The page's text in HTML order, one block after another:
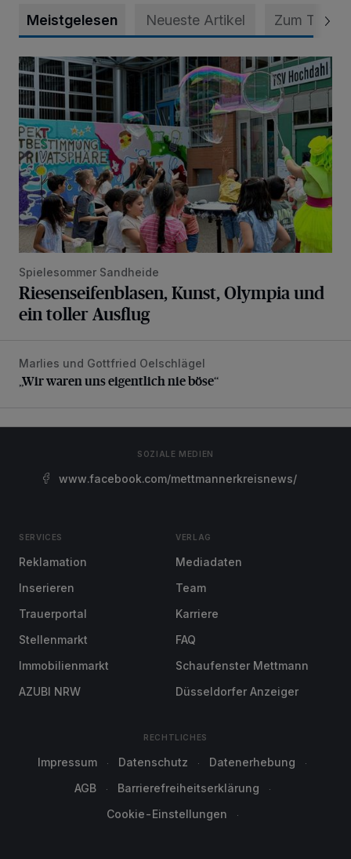
Meistgelesen Neueste Artikel Zum Thema
Riesenseifenblasen, Kunst, Olympia und ein toller Ausflug
Spielesommer Sandheide
Riesenseifenblasen, Kunst, Olympia und
ein toller Ausflug
„Wir waren uns eigentlich nie böse“
Marlies und Gottfried Oelschlägel
„Wir waren uns eigentlich nie böse“
SOZIALE MEDIEN
www.facebook.com/mettmannerkreisnews/
SERVICES
Reklamation
Inserieren
Trauerportal
Stellenmarkt
Immobilienmarkt
AZUBI NRW
VERLAG
Mediadaten
Team
Karriere
FAQ
Schaufenster Mettmann
Düsseldorfer Anzeiger
RECHTLICHES
Impressum Datenschutz
Datenerhebung
AGB
Barrierefreiheitserklärung
Cookie-Einstellungen